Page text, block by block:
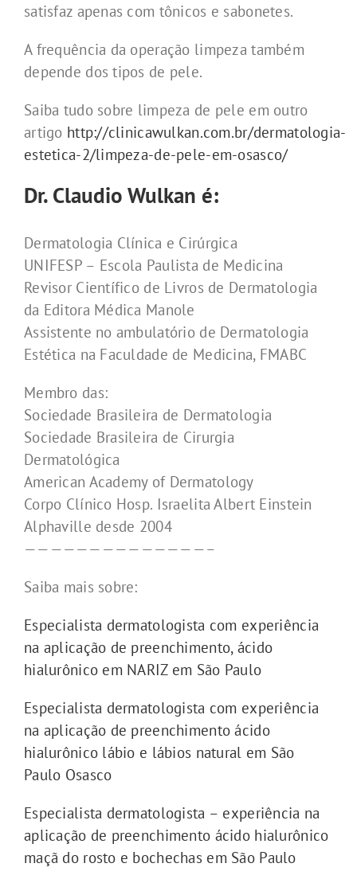
satisfaz apenas com tônicos e sabonetes.
A frequência da operação limpeza também
depende dos tipos de pele.
Saiba tudo sobre limpeza de pele em outro
artigo http://clinicawulkan.com.br/dermatologia-
estetica-2/limpeza-de-pele-em-osasco/
Dr. Claudio Wulkan é:
Dermatologia Clínica e Cirúrgica
UNIFESP – Escola Paulista de Medicina
Revisor Científico de Livros de Dermatologia
da Editora Médica Manole
Assistente no ambulatório de Dermatologia
Estética na Faculdade de Medicina, FMABC
Membro das:
Sociedade Brasileira de Dermatologia
Sociedade Brasileira de Cirurgia
Dermatológica
American Academy of Dermatology
Corpo Clínico Hosp. Israelita Albert Einstein
Alphaville desde 2004
——————————————–
Saiba mais sobre:
Especialista dermatologista com experiência
na aplicação de preenchimento, ácido
hialurônico em NARIZ em São Paulo
Especialista dermatologista com experiência
na aplicação de preenchimento ácido
hialurônico lábio e lábios natural em São
Paulo Osasco
Especialista dermatologista – experiência na
aplicação de preenchimento ácido hialurônico
maçã do rosto e bochechas em São Paulo